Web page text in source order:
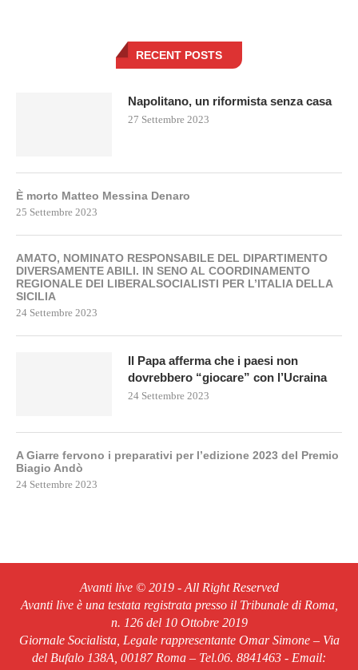
RECENT POSTS
Napolitano, un riformista senza casa
27 Settembre 2023
È morto Matteo Messina Denaro
25 Settembre 2023
AMATO, NOMINATO RESPONSABILE DEL DIPARTIMENTO
DIVERSAMENTE ABILI. IN SENO AL COORDINAMENTO
REGIONALE DEI LIBERALSOCIALISTI PER L’ITALIA DELLA
SICILIA
24 Settembre 2023
Il Papa afferma che i paesi non
dovrebbero “giocare” con l’Ucraina
24 Settembre 2023
A Giarre fervono i preparativi per l’edizione 2023 del Premio
Biagio Andò
24 Settembre 2023
Avanti live © 2019 - All Right Reserved
Avanti live è una testata registrata presso il Tribunale di Roma,
n. 126 del 10 Ottobre 2019
Giornale Socialista, Legale rappresentante Omar Simone – Via
del Bufalo 138A, 00187 Roma – Tel.06. 8841463 - Email: